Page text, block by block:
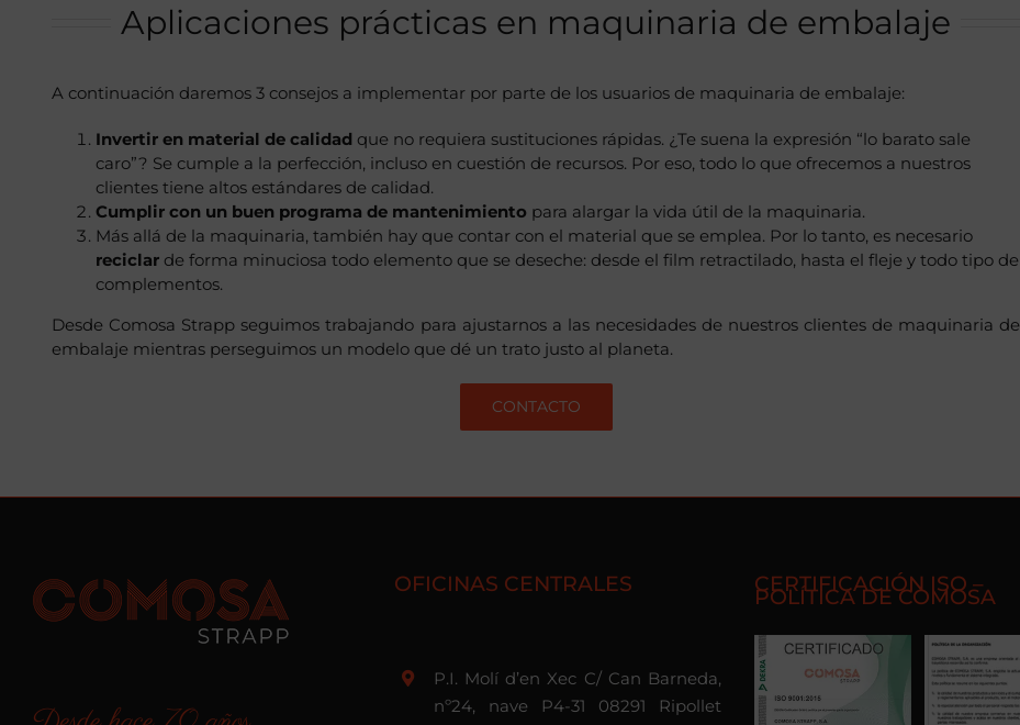
Aplicaciones prácticas en maquinaria de embalaje
A continuación daremos 3 consejos a implementar por parte de los usuarios de maquinaria de embalaje:
Invertir en material de calidad que no requiera sustituciones rápidas. ¿Te suena la expresión “lo barato sale
caro”? Se cumple a la perfección, incluso en cuestión de recursos. Por eso, todo lo que ofrecemos a nuestros
clientes tiene altos estándares de calidad.
Cumplir con un buen programa de mantenimiento para alargar la vida útil de la maquinaria.
Más allá de la maquinaria, también hay que contar con el material que se emplea. Por lo tanto, es necesario
reciclar de forma minuciosa todo elemento que se deseche: desde el film retractilado, hasta el fleje y todo tipo de
complementos.
Desde Comosa Strapp seguimos trabajando para ajustarnos a las necesidades de nuestros clientes de maquinaria de
embalaje mientras perseguimos un modelo que dé un trato justo al planeta.
CONTACTO
OFICINAS CENTRALES
P.I. Molí d’en Xec C/ Can Barneda,
nº24, nave P4-31 08291 Ripollet
CERTIFICACIÓN ISO –
POLÍTICA DE COMOSA